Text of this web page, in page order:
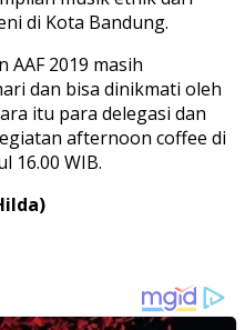
di Kota Bandung.
2019 masih
dan bisa dinikmati oleh
itu para delegasi dan
afternoon coffee di
16.00 WIB.